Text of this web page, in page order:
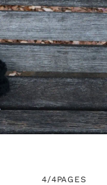
4/4PAGES